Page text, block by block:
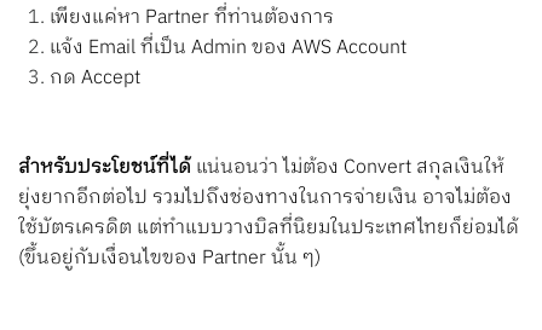
เพียงแค่หา Partner ที่ท่านต้องการ
แจ้ง Email ที่เป็น Admin ของ AWS Account
กด Accept
สำหรับประโยชน์ที่ได้แน่นอนว่า ไม่ต้อง Convert สกุลเงินให้
ยุ่งยากอีกต่อไป รวมไปถึงช่องทางในการจ่ายเงิน อาจไม่ต้อง
ใช้บัตรเครดิต แต่ทำแบบวางบิลที่นิยมในประเทศไทยก็ย่อมได้
(ขึ้นอยู่กับเงื่อนไขของ Partner นั้น ๆ)